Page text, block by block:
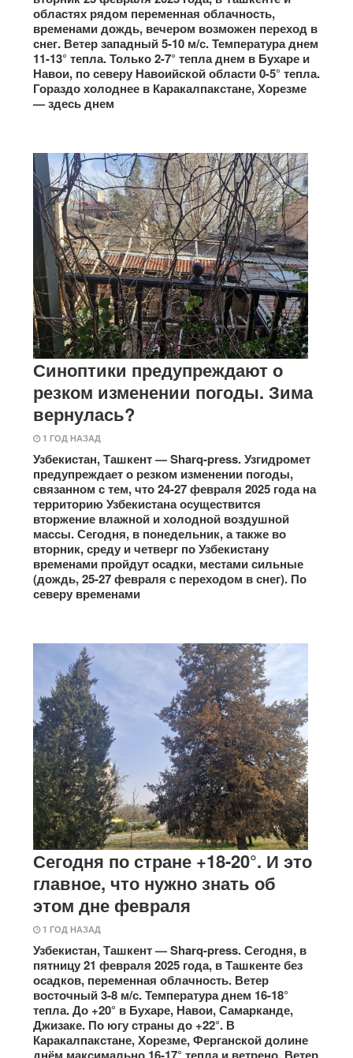
областях рядом переменная облачность,
временами дождь, вечером возможен переход в
снег. Ветер западный 5-10 м/с. Температура днем
11-13° тепла. Только 2-7° тепла днем в Бухаре и
Навои, по северу Навоийской области 0-5° тепла.
Гораздо холоднее в Каракалпакстане, Хорезме
— здесь днем
Синоптики предупреждают о
резком изменении погоды. Зима
вернулась?
1 ГОД НАЗАД
Узбекистан, Ташкент — Sharq-press. Узгидромет
предупреждает о резком изменении погоды,
связанном с тем, что 24-27 февраля 2025 года на
территорию Узбекистана осуществится
вторжение влажной и холодной воздушной
массы. Сегодня, в понедельник, а также во
вторник, среду и четверг по Узбекистану
временами пройдут осадки, местами сильные
(дождь, 25-27 февраля с переходом в снег). По
северу временами
Сегодня по стране +18-20°. И это
главное, что нужно знать об
этом дне февраля
1 ГОД НАЗАД
Узбекистан, Ташкент — Sharq-press. Сегодня, в
пятницу 21 февраля 2025 года, в Ташкенте без
осадков, переменная облачность. Ветер
восточный 3-8 м/с. Температура днем 16-18°
тепла. До +20° в Бухаре, Навои, Самарканде,
Джизаке. По югу страны до +22°. В
Каракалпакстане, Хорезме, Ферганской долине
днём максимально 16-17° тепла и ветрено. Ветер